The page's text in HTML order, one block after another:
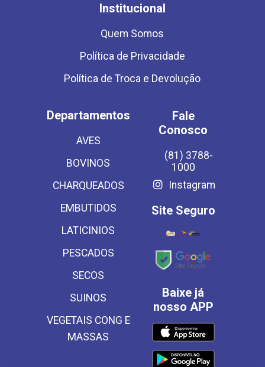
Institucional
Quem Somos
Política de Privacidade
Política de Troca e Devolução
Departamentos
AVES
BOVINOS
CHARQUEADOS
EMBUTIDOS
LATICINIOS
PESCADOS
SECOS
SUINOS
VEGETAIS CONG E
MASSAS
Fale
Conosco
(81) 3788-
1000
Instagram
Site Seguro
Baixe já
nosso APP